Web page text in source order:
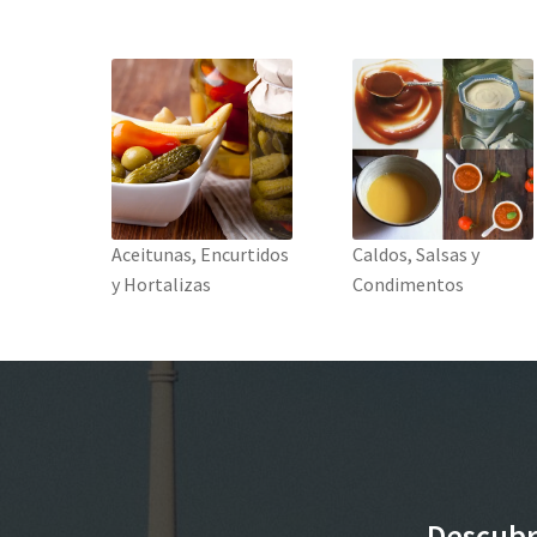
Aceitunas, Encurtidos
y Hortalizas
Caldos, Salsas y
Condimentos